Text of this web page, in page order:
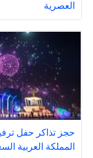
العصرية
حجز تذاكر حفل
المملكة العربية